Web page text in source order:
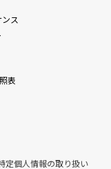
ス
表
定個人情報の取り扱い